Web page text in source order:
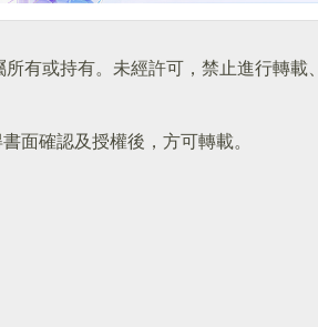
有或持有。未經許可，禁止進行轉載、
書面確認及授權後，方可轉載。